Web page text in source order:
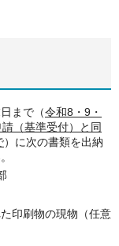
まで（令和8・9・
（基準受付）と同
）に次の書類を出納
印刷物の現物（任意